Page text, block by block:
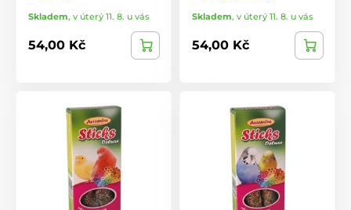
Skladem, v úterý 11. 8. u vás
54,00 Kč
Skladem, v úterý 11. 8. u vás
54,00 Kč